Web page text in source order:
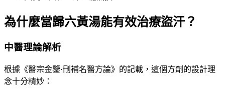
為什麼當歸六黃湯能有效治療盜汗？
中醫理論解析
根據《醫宗金鑒·刪補名醫方論》的記載，這個方劑的設計理
念十分精妙：